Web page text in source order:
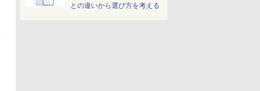
との違いから選び方を考える